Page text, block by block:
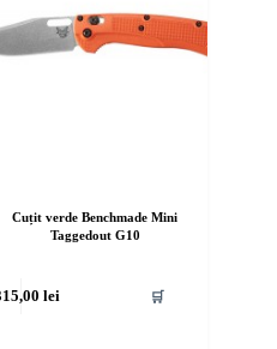
Cuțit verde Benchmade Mini
Taggedout G10
lei 🛒